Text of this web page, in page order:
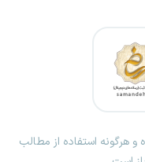
هرگونه استفاده از مطالب